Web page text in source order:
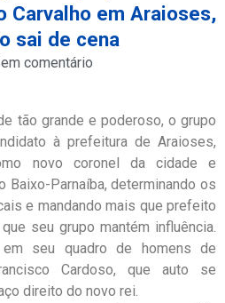
Carvalho em Araioses,
sai de cena
comentário
tão grande e poderoso, o grupo
à prefeitura de Araioses,
novo coronel da cidade e
Baixo-Parnaíba, determinando os
e mandando mais que prefeito
seu grupo mantém influência.
em seu quadro de homens de
Cardoso, que auto se
direito do novo rei.